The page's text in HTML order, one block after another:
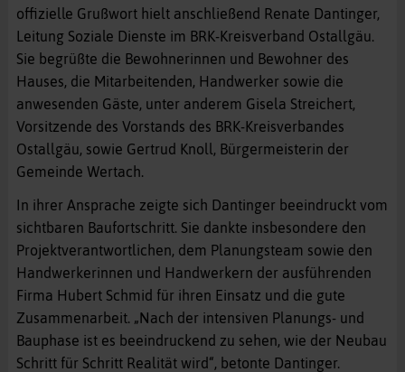
offizielle Grußwort hielt anschließend Renate Dantinger,
Leitung Soziale Dienste im BRK-Kreisverband Ostallgäu.
Sie begrüßte die Bewohnerinnen und Bewohner des
Hauses, die Mitarbeitenden, Handwerker sowie die
anwesenden Gäste, unter anderem Gisela Streichert,
Vorsitzende des Vorstands des BRK-Kreisverbandes
Ostallgäu, sowie Gertrud Knoll, Bürgermeisterin der
Gemeinde Wertach.
In ihrer Ansprache zeigte sich Dantinger beeindruckt vom
sichtbaren Baufortschritt. Sie dankte insbesondere den
Projektverantwortlichen, dem Planungsteam sowie den
Handwerkerinnen und Handwerkern der ausführenden
Firma Hubert Schmid für ihren Einsatz und die gute
Zusammenarbeit. „Nach der intensiven Planungs- und
Bauphase ist es beeindruckend zu sehen, wie der Neubau
Schritt für Schritt Realität wird“, betonte Dantinger.